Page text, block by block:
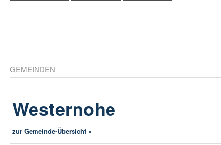
GEMEINDEN
Westernohe
zur Gemeinde-Übersicht »